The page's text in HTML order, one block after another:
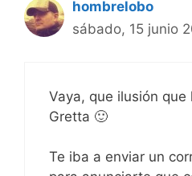
hombrelobo
sábado, 15 junio
Vaya, que ilusión que
Gretta 🙂
Te iba a enviar un